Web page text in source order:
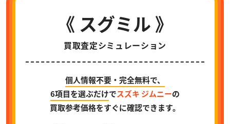
《 スグミル 》
買取査定シミュレーション
個人情報不要・完全無料で、
6項目を選ぶだけでスズキ ジムニーの
買取参考価格をすぐに確認できます。